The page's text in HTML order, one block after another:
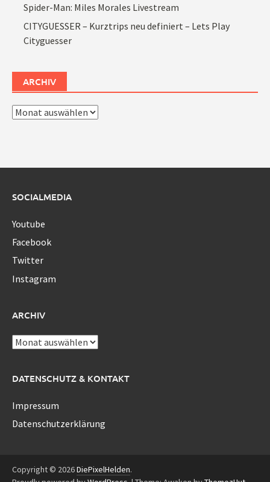
Spider-Man: Miles Morales Livestream
CITYGUESSER – Kurztrips neu definiert – Lets Play
Cityguesser
ARCHIV
Archiv
SOCIALMEDIA
Youtube
Facebook
Twitter
Instagram
ARCHIV
Archiv
DATENSCHUTZ & KONTAKT
Impressum
Datenschutzerklärung
Copyright © 2026DiePixelHelden.